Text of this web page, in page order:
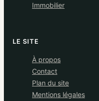
Immobilier
LE SITE
À propos
Contact
Plan du site
Mentions légales